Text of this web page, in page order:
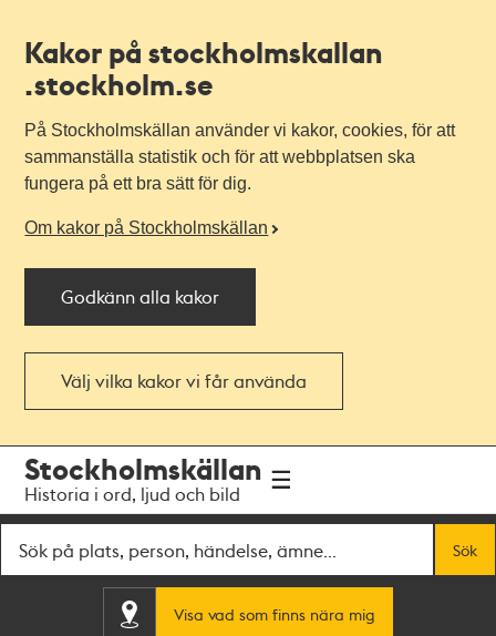
Kakor på stockholmskallan
.stockholm.se
På Stockholmskällan använder vi kakor, cookies, för att
sammanställa statistik och för att webbplatsen ska
fungera på ett bra sätt för dig.
Om kakor på Stockholmskällan
Godkänn alla kakor
Välj vilka kakor vi får använda
navigationen
huvudinnehållet
Stockholmskällan
Historia i ord, ljud och bild
Sök
Visa vad som finns nära mig